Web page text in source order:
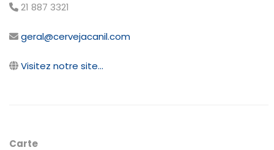
21 887 3321
geral@cervejacanil.com
Visitez notre site...
Carte